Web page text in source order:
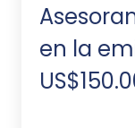
en la